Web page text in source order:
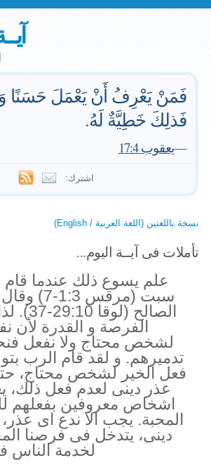
فَمَنْ يَعْرِفُ أَنْ يَعْمَلَ حَسَنًا
فَذلِكَ خَطِيَّةٌ لَهُ.
—يعقوب 17:4
اشترك:
نسخة باللغتين (اللغة العربية / English)
تأملات فى آيــة اليوم...
علم يسوع ذلك عندما
سبت (مرقس
الصالح
الفرصة و القدرة لأن
لشخص محتاج ولا نفعل
تدميرهم. و لقد قام الرب
فعل الخير لشخص محتاج،
عذر دينى لعدم فعل ذلك،
اشخاص معروفين بفعلهم
المحبة. يجب الا ندع اى
دينى، يتدخل فى فرصنا
لخدمة